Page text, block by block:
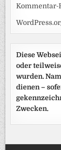
Kommentar-
Diese
oder
wurden.
dienen –
Zwecken.